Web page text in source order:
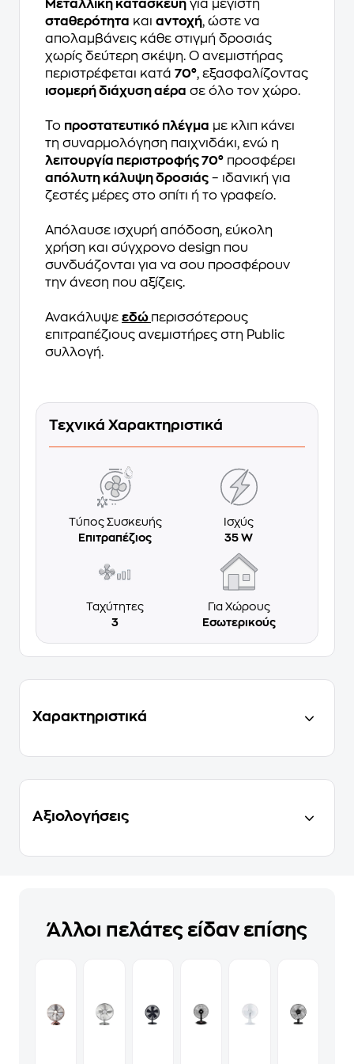
Μεταλλική κατασκευή για μέγιστη
σταθερότητα και αντοχή, ώστε να
απολαμβάνεις κάθε στιγμή δροσιάς
χωρίς δεύτερη σκέψη. Ο ανεμιστήρας
περιστρέφεται κατά 70°, εξασφαλίζοντας
ισομερή διάχυση αέρα σε όλο τον χώρο.
Το προστατευτικό πλέγμα με κλιπ κάνει
τη συναρμολόγηση παιχνιδάκι, ενώ η
λειτουργία περιστροφής 70° προσφέρει
απόλυτη κάλυψη δροσιάς – ιδανική για
ζεστές μέρες στο σπίτι ή το γραφείο.
Απόλαυσε ισχυρή απόδοση, εύκολη
χρήση και σύγχρονο design που
συνδυάζονται για να σου προσφέρουν
την άνεση που αξίζεις.
Ανακάλυψε εδώ περισσότερους
επιτραπέζιους ανεμιστήρες στη Public
συλλογή.
Τεχνικά Χαρακτηριστικά
Τύπος Συσκευής
Επιτραπέζιος
Ισχύς
35 W
Ταχύτητες
3
Για Χώρους
Εσωτερικούς
Χαρακτηριστικά
Αξιολογήσεις
Άλλοι πελάτες είδαν επίσης